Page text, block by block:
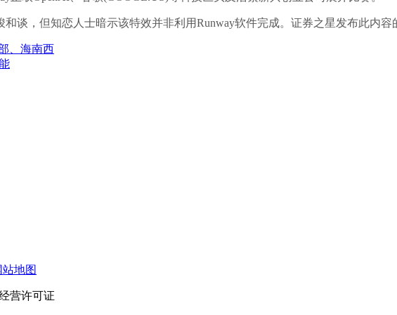
谈，但知恋人士暗示该特效并非利用Runway软件完成。证券之星发布此内容
、海南西
站地图
营许可证